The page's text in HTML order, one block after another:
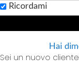
Ricordami
Hai
Sei un nuovo